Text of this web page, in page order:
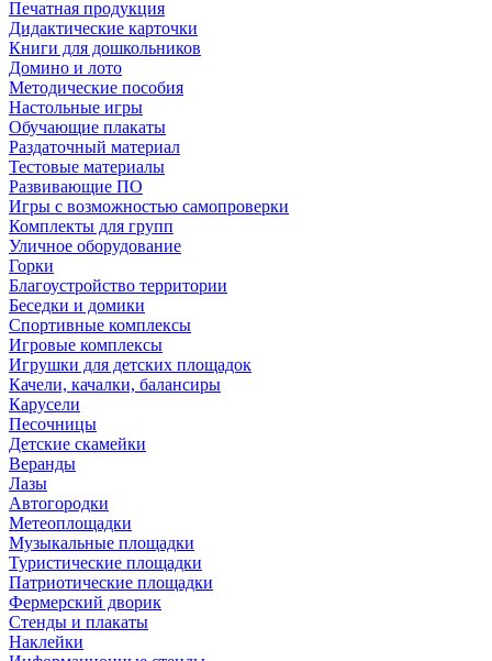
Печатная продукция
Дидактические карточки
Книги для дошкольников
Домино и лото
Методические пособия
Настольные игры
Обучающие плакаты
Раздаточный материал
Тестовые материалы
Развивающие ПО
Игры с возможностью самопроверки
Комплекты для групп
Уличное оборудование
Горки
Благоустройство территории
Беседки и домики
Спортивные комплексы
Игровые комплексы
Игрушки для детских площадок
Качели, качалки, балансиры
Карусели
Песочницы
Детские скамейки
Веранды
Лазы
Автогородки
Метеоплощадки
Музыкальные площадки
Туристические площадки
Патриотические площадки
Фермерский дворик
Стенды и плакаты
Наклейки